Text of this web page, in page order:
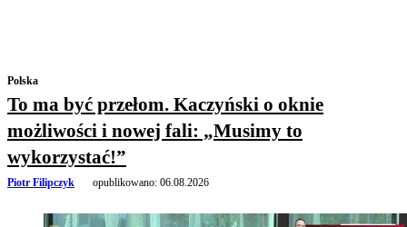
Polska
To ma być przełom. Kaczyński o oknie
możliwości i nowej fali: „Musimy to
wykorzystać!”
Piotr Filipczyk opublikowano: 06.08.2026